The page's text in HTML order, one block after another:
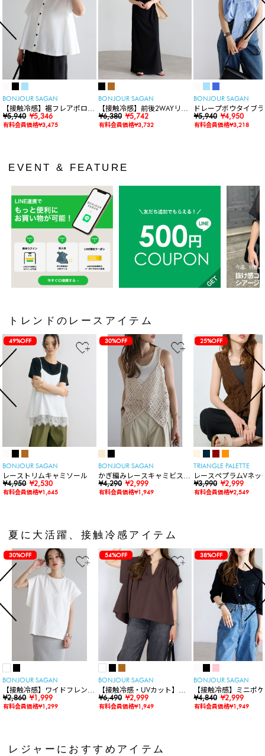
BONJOUR SAGAN
【接触冷感】裾フレアポロシ
ャツ
¥5,940 ¥5,346
有料会員価格¥3,475
BONJOUR SAGAN
【接触冷感】前後2WAYリブ
カットワンピース
¥6,380 ¥5,742
有料会員価格¥3,732
BONJOUR SAGAN
ドレープボウタイブ
ス
¥5,940 ¥4,950
有料会員価格¥3,218
EVENT & FEATURE
トレンドのレースアイテム
49%OFF
BONJOUR SAGAN
レーストリムキャミソール
¥4,950 ¥2,530
有料会員価格¥1,645
30%OFF
BONJOUR SAGAN
かぎ編みレースキャミビスチ
ェ
¥4,290 ¥2,999
有料会員価格¥1,949
25%OFF
TRIANGLE PALETTE
レースペプラムVネッ
ト
¥3,990 ¥2,999
有料会員価格¥2,549
夏に大活躍、接触冷感アイテム
30%OFF
BONJOUR SAGAN
【接触冷感】ワイドフレンチ
スリーブTシャツ
¥2,860 ¥1,999
有料会員価格¥1,299
54%OFF
BONJOUR SAGAN
【接触冷感・UVカット】シ
ャーリングスキッパートップ
ス
¥6,490 ¥2,999
有料会員価格¥1,949
38%OFF
BONJOUR SAGAN
【接触冷感】ミニポ
袖ニットカーディガン
¥4,840 ¥2,999
有料会員価格¥1,949
レジャーにおすすめアイテム